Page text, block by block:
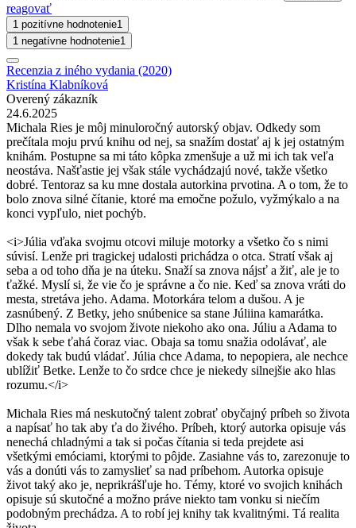
reagovať
1 pozitívne hodnotenie1
1 negatívne hodnotenie1
Recenzia z iného vydania (2020)
Kristína Klabníková
Overený zákazník
24.6.2025
Michala Ries je môj minuloročný autorský objav. Odkedy som
prečítala moju prvú knihu od nej, sa snažím dostať aj k jej ostatným
knihám. Postupne sa mi táto kôpka zmenšuje a už mi ich tak veľa
neostáva. Našťastie jej však stále vychádzajú nové, takže všetko
dobré. Tentoraz sa ku mne dostala autorkina prvotina. A o tom, že to
bolo znova silné čítanie, ktoré ma emočne požulo, vyžmýkalo a na
konci vypľulo, niet pochýb.
<i>Júlia vďaka svojmu otcovi miluje motorky a všetko čo s nimi
súvisí. Lenže pri tragickej udalosti prichádza o otca. Stratí však aj
seba a od toho dňa je na úteku. Snaží sa znova nájsť a žiť, ale je to
ťažké. Myslí si, že vie čo je správne a čo nie. Keď sa znova vráti do
mesta, stretáva jeho. Adama. Motorkára telom a dušou. A je
zasnúbený. Z Betky, jeho snúbenice sa stane Júliina kamarátka.
Dlho nemala vo svojom živote niekoho ako ona. Júliu a Adama to
však k sebe ťahá čoraz viac. Obaja sa tomu snažia odolávať, ale
dokedy tak budú vládať. Júlia chce Adama, to nepopiera, ale nechce
ublížiť Betke. Lenže to čo srdce chce je niekedy silnejšie ako hlas
rozumu.</i>
Michala Ries má neskutočný talent zobrať obyčajný príbeh so života
a napísať ho tak aby ťa do živého. Príbeh, ktorý autorka opisuje vás
nenechá chladnými a tak si počas čítania si teda prejdete asi
všetkými emóciami, ktorými to pôjde. Zasiahne vás to, zarezonuje to
vás a donúti vás to zamyslieť sa nad príbehom. Autorka opisuje
život taký ako je, neprikrášľuje ho. Témy, ktoré vo svojich knihách
opisuje sú skutočné a možno práve niekto tam vonku si niečím
podobným prechádza. A to robí jej knihy tak kvalitnými. Tá realita